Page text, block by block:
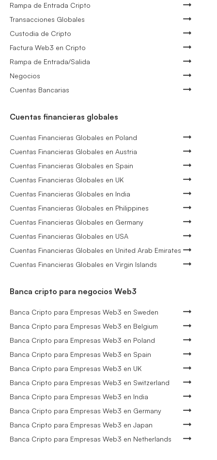
Rampa de Entrada Cripto
Transacciones Globales
Custodia de Cripto
Factura Web3 en Cripto
Rampa de Entrada/Salida
Negocios
Cuentas Bancarias
Cuentas financieras globales
Cuentas Financieras Globales en Poland
Cuentas Financieras Globales en Austria
Cuentas Financieras Globales en Spain
Cuentas Financieras Globales en UK
Cuentas Financieras Globales en India
Cuentas Financieras Globales en Philippines
Cuentas Financieras Globales en Germany
Cuentas Financieras Globales en USA
Cuentas Financieras Globales en United Arab Emirates
Cuentas Financieras Globales en Virgin Islands
Banca cripto para negocios Web3
Banca Cripto para Empresas Web3 en Sweden
Banca Cripto para Empresas Web3 en Belgium
Banca Cripto para Empresas Web3 en Poland
Banca Cripto para Empresas Web3 en Spain
Banca Cripto para Empresas Web3 en UK
Banca Cripto para Empresas Web3 en Switzerland
Banca Cripto para Empresas Web3 en India
Banca Cripto para Empresas Web3 en Germany
Banca Cripto para Empresas Web3 en Japan
Banca Cripto para Empresas Web3 en Netherlands